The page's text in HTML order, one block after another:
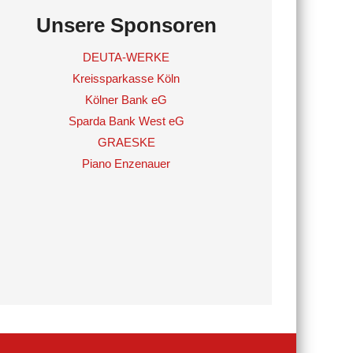
Unsere Sponsoren
DEUTA-WERKE
Kreissparkasse Köln
Kölner Bank eG
Sparda Bank West eG
GRAESKE
Piano Enzenauer